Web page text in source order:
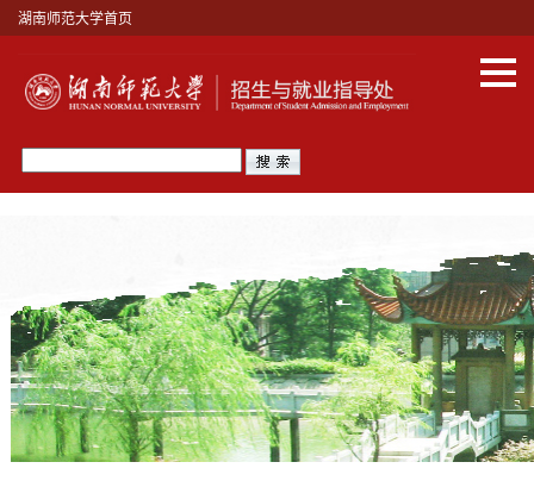
湖南师范大学首页